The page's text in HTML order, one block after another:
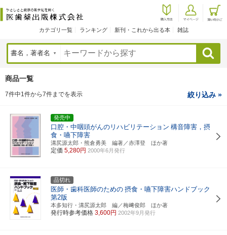
カテゴリ一覧 ランキング 新刊・これから出る本 雑誌
検索
商品一覧
7件中1件から7件までを表示 絞り込み »
発売中
口腔・中咽頭がんのリハビリテーション 構音障害，摂
食・嚥下障害
溝尻源太郎・熊倉勇美 編著／赤澤登 ほか著
定価 5,280円 2000年6月発行
品切れ
医師・歯科医師のための 摂食・嚥下障害ハンドブック
第2版
本多知行・溝尻源太郎 編／梅﨑俊郎 ほか著
発行時参考価格 3,600円 2002年9月発行